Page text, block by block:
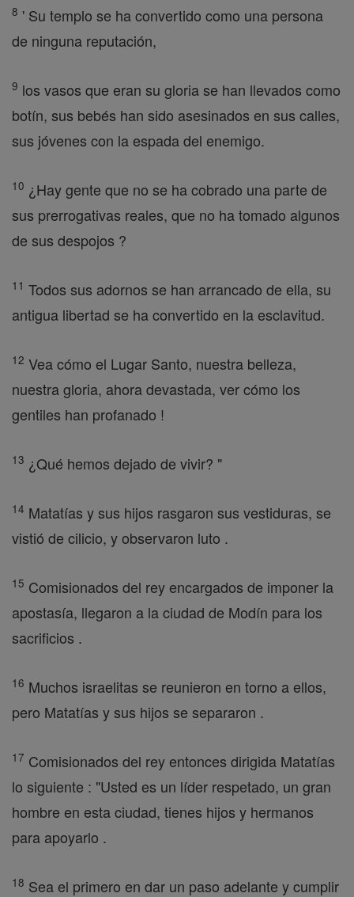
8 ' Su templo se ha convertido como una persona
de ninguna reputación,
9 los vasos que eran su gloria se han llevados como
botín, sus bebés han sido asesinados en sus calles,
sus jóvenes con la espada del enemigo.
10 ¿Hay gente que no se ha cobrado una parte de
sus prerrogativas reales, que no ha tomado algunos
de sus despojos ?
11 Todos sus adornos se han arrancado de ella, su
antigua libertad se ha convertido en la esclavitud.
12 Vea cómo el Lugar Santo, nuestra belleza,
nuestra gloria, ahora devastada, ver cómo los
gentiles han profanado !
13 ¿Qué hemos dejado de vivir? "
14 Matatías y sus hijos rasgaron sus vestiduras, se
vistió de cilicio, y observaron luto .
15 Comisionados del rey encargados de imponer la
apostasía, llegaron a la ciudad de Modín para los
sacrificios .
16 Muchos israelitas se reunieron en torno a ellos,
pero Matatías y sus hijos se separaron .
17 Comisionados del rey entonces dirigida Matatías
lo siguiente : "Usted es un líder respetado, un gran
hombre en esta ciudad, tienes hijos y hermanos
para apoyarlo .
18 Sea el primero en dar un paso adelante y cumplir